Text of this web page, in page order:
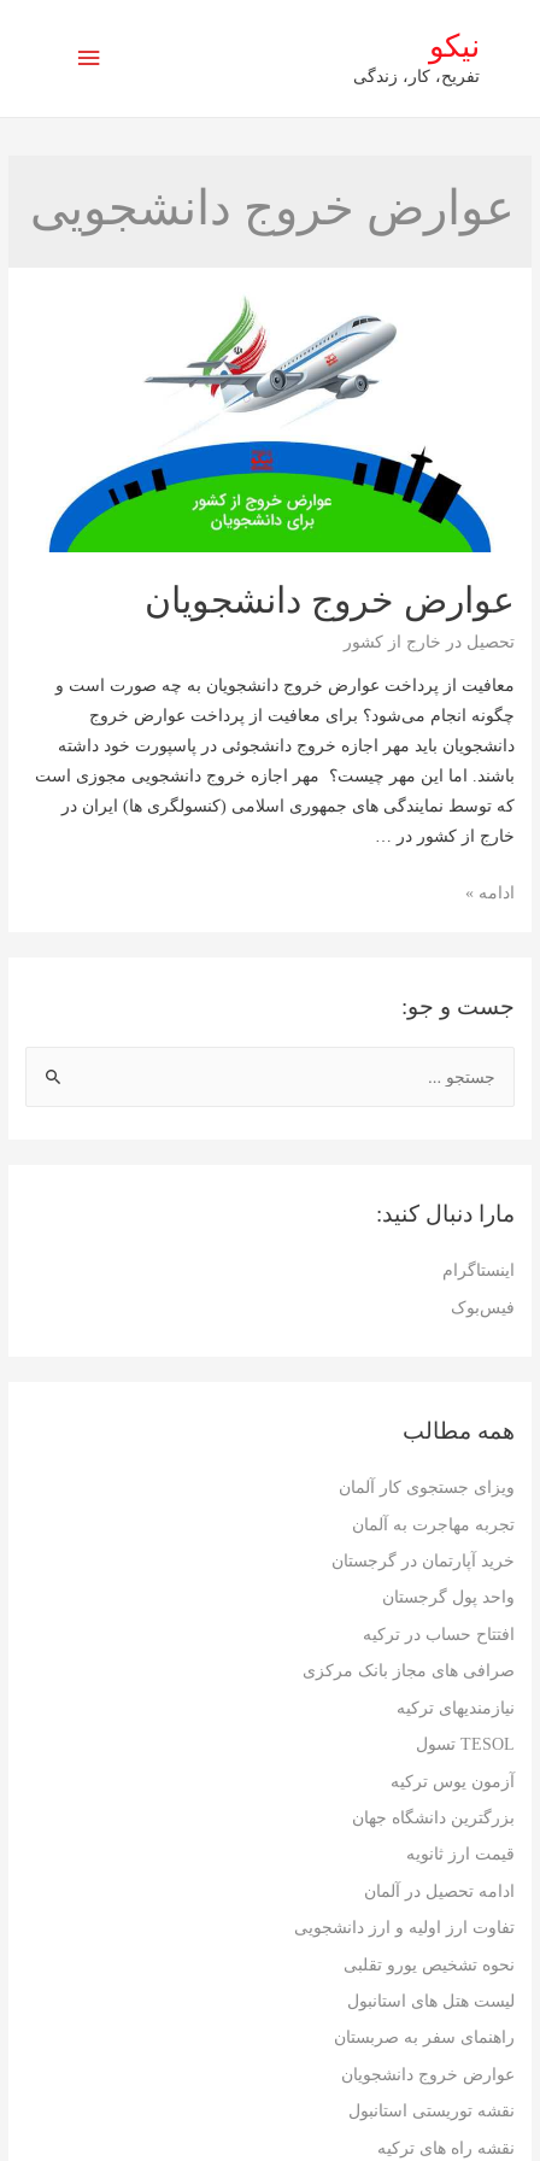
نیکو
تفریح، کار، زندگی
فهرست
جست و جو:
بمارا دنبال کنید:
اینستاگرام
فیس‌بوک
همه مطالب
ویزای جستجوی کار آلمان
تجربه مهاجرت به آلمان
خرید آپارتمان در گرجستان
واحد پول گرجستان
افتتاح حساب در ترکیه
صرافی های مجاز بانک مرکزی
نیازمندیهای ترکیه
TESOL تسول
آزمون یوس ترکیه
بزرگترین دانشگاه جهان
قیمت ارز ثانویه
ادامه تحصیل در آلمان
تفاوت ارز اولیه و ارز دانشجویی
نحوه تشخیص یورو تقلبی
لیست هتل های استانبول
راهنمای سفر به صربستان
عوارض خروج دانشجویان
نقشه توریستی استانبول
نقشه راه های ترکیه
عوارض خروج دانشجویی
عوارض خروج دانشجویان
تحصیل در خارج از کشور
معافيت از پرداخت عوارض خروج دانشجویان به چه صورت است و
چگونه انجام می‌شود؟ برای معافیت از پرداخت عوارض خروج
دانشجویان باید مهر اجازه خروج دانشجوئی در پاسپورت خود داشته
باشند. اما این مهر چیست؟ مهر اجازه خروج دانشجویی مجوزی است
که توسط نمایندگی های جمهوری اسلامی (کنسولگری ها) ایران در
خارج از کشور در …
عوارض
ادامه »